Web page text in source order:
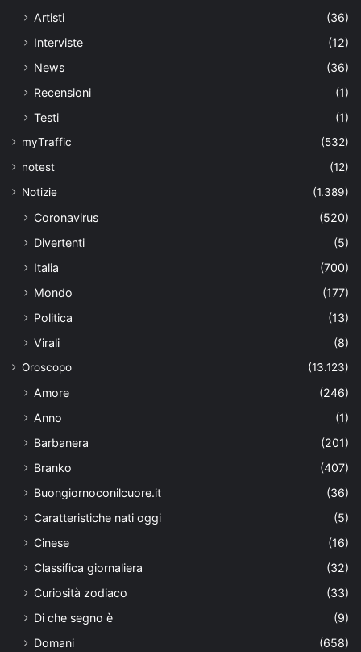
Artisti
(36)
Interviste
(12)
News
(36)
Recensioni
(1)
Testi
(1)
myTraffic
(532)
notest
(12)
Notizie
(1.389)
Coronavirus
(520)
Divertenti
(5)
Italia
(700)
Mondo
(177)
Politica
(13)
Virali
(8)
Oroscopo (13.123)
Amore
(246)
Anno
(1)
Barbanera
(201)
Branko
(407)
Buongiornoconilcuore.it
(36)
Caratteristiche nati oggi
(5)
Cinese
(16)
Classifica giornaliera
(32)
Curiosità zodiaco
(33)
Di che segno è
(9)
Domani
(658)